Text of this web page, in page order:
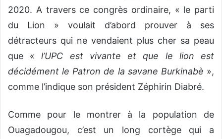
2020. A travers ce congrès ordinaire, « le parti
du Lion » voulait d’abord prouver à ses
détracteurs qui ne vendaient plus cher sa peau
que «l’UPC est vivante et que le lion est
décidément le Patron de la savane Burkinabè »,
comme l’indique son président Zéphirin Diabré.
Comme pour le montrer à la population de
Ouagadougou, c’est un long cortège qui a